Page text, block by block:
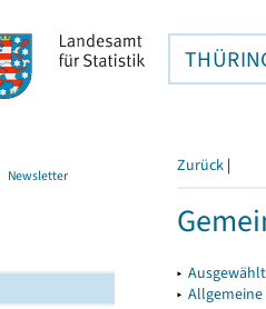
Newsletter Zurück |
▸
▸